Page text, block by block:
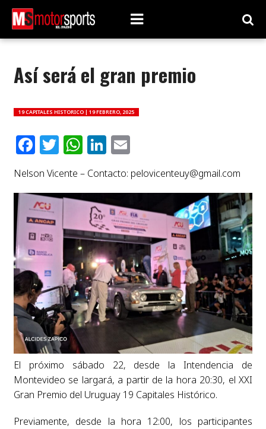
Así será el gran premio
19 CAPITALES HISTORICO | 19 FEBRERO, 2025
Facebook
Twitter
WhatsApp
LinkedIn
Email
Nelson Vicente – Contacto: pelovicenteuy@gmail.com
El próximo sábado 22, desde la Intendencia de
Montevideo se largará, a partir de la hora 20:30, el XXI
Gran Premio del Uruguay 19 Capitales Histórico.
Previamente, desde la hora 12:00, los participantes